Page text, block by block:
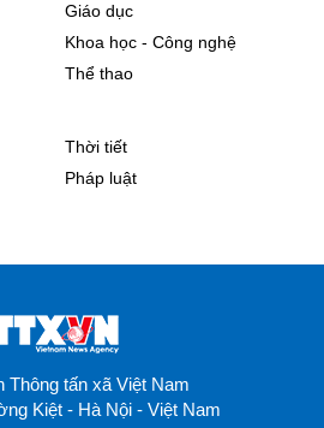
Giáo dục
Khoa học - Công nghệ
Thể thao
Thời tiết
Pháp luật
Thông tấn xã Việt Nam
Kiệt - Hà Nội - Việt Nam